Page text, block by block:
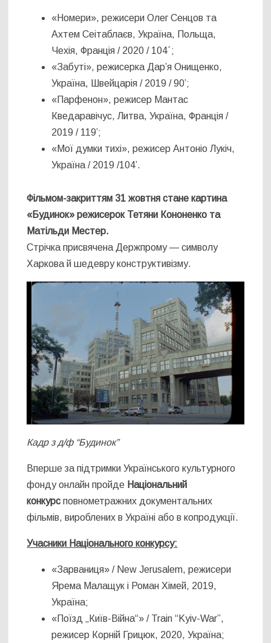
«Номери», режисери Олег Сенцов та
Ахтем Сеітаблаєв, Україна, Польща,
Чехія, Франція / 2020 / 104´;
«Забуті», режисерка Дар’я Онищенко,
Україна, Швейцарія / 2019 / 90’;
«Парфенон», режисер Мантас
Кведаравічус, Литва, Україна, Франція /
2019 / 119’;
«Мої думки тихі», режисер Антоніо Лукіч,
Україна / 2019 /104’.
Фільмом-закриттям 31 жовтня стане картина
«Будинок» режисерок Тетяни Кононенко та
Матільди Местер.
Стрічка присвячена Держпрому — символу
Харкова й шедевру конструктивізму.
Кадр з д/ф “Будинок”
Вперше за підтримки Українського культурного
фонду онлайн пройде Національний
конкурс повнометражних документальних
фільмів, вироблених в Україні або в копродукції.
Учасники Національного конкурсу:
«Зарваниця» / New Jerusalem, режисери
Ярема Малащук і Роман Хімей, 2019,
Україна;
«Поїзд „Київ-Війна“» / Train “Kyiv-War”,
режисер Корній Грицюк, 2020, Україна;